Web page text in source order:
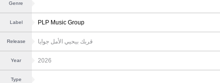
Genre
Label PLP Music Group
Release قربك بيحيي الأمل جوايا
Year 2026
Type